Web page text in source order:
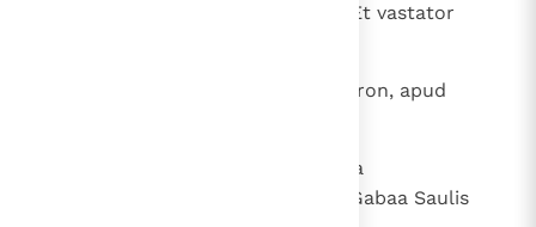
tuo, et iugum eius de collo tuo. Et vastator
Veniet in Aiath, transibit per Magron, apud
transeunt vadum cursim; in Geba
pernoctabimus; trepidat Rama, Gabaa Saulis